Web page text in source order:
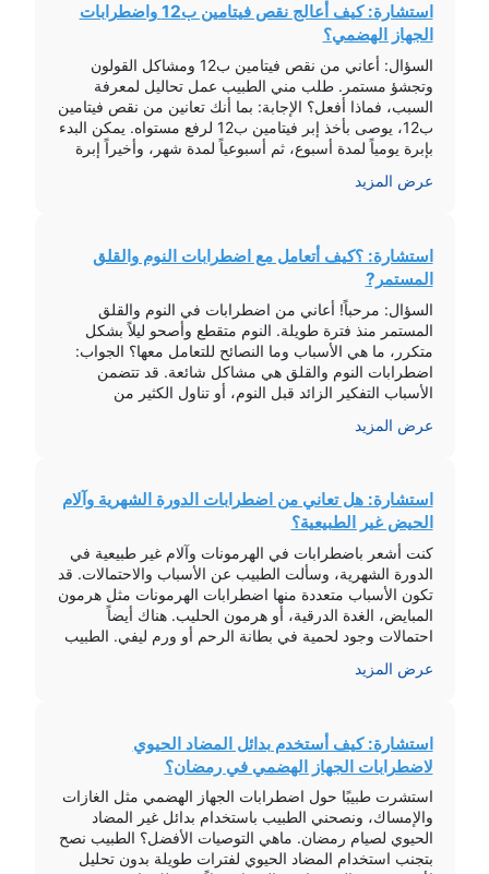
استشارة: كيف أعالج نقص فيتامين ب12 واضطرابات
الجهاز الهضمي؟
السؤال: أعاني من نقص فيتامين ب12 ومشاكل القولون
وتجشؤ مستمر. طلب مني الطبيب عمل تحاليل لمعرفة
السبب، فماذا أفعل؟ الإجابة: بما أنك تعانين من نقص فيتامين
ب12، يوصى بأخذ إبر فيتامين ب12 لرفع مستواه. يمكن البدء
بإبرة يومياً لمدة أسبوع، ثم أسبوعياً لمدة شهر، وأخيراً إبرة
عرض المزيد
استشارة: ؟كيف أتعامل مع اضطرابات النوم والقلق
المستمر?
السؤال: مرحباً! أعاني من اضطرابات في النوم والقلق
المستمر منذ فترة طويلة. النوم متقطع وأصحو ليلاً بشكل
متكرر، ما هي الأسباب وما النصائح للتعامل معها؟ الجواب:
اضطرابات النوم والقلق هي مشاكل شائعة. قد تتضمن
الأسباب التفكير الزائد قبل النوم، أو تناول الكثير من
المحيط الخاص بالنوم، مثل […]
عرض المزيد
استشارة: هل تعاني من اضطرابات الدورة الشهرية وآلام
الحيض غير الطبيعية؟
كنت أشعر باضطرابات في الهرمونات وآلام غير طبيعية في
الدورة الشهرية، وسألت الطبيب عن الأسباب والاحتمالات. قد
تكون الأسباب متعددة منها اضطرابات الهرمونات مثل هرمون
المبايض، الغدة الدرقية، أو هرمون الحليب. هناك أيضاً
احتمالات وجود لحمية في بطانة الرحم أو ورم ليفي. الطبيب
القلق إلا […]
عرض المزيد
استشارة: كيف أستخدم بدائل المضاد الحيوي
لاضطرابات الجهاز الهضمي في رمضان؟
استشرت طبيبًا حول اضطرابات الجهاز الهضمي مثل الغازات
والإمساك، ونصحني الطبيب باستخدام بدائل غير المضاد
الحيوي لصيام رمضان. ماهي التوصيات الأفضل؟ الطبيب نصح
بتجنب استخدام المضاد الحيوي لفترات طويلة بدون تحليل